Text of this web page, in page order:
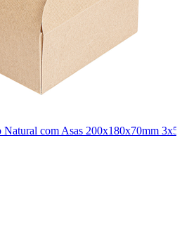
com Asas 200x180x70mm